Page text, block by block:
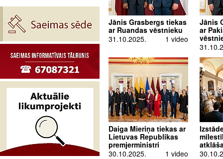
Jānis Grasbergs tiekas
ar Ruandas vēstnieku
31.10.2025.
1 video
Jānis
ar
Daiga Mieriņa tiekas ar
Lietuvas Republikas
premjerministri
30.10.2025.
1 video